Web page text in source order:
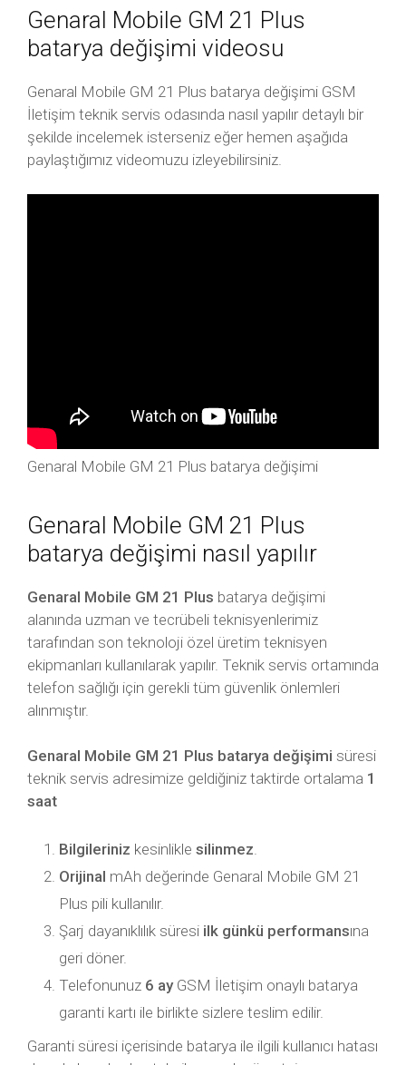
Genaral Mobile GM 21 Plus
batarya değişimi videosu
Genaral Mobile GM 21 Plus batarya değişimi GSM
İletişim teknik servis odasında nasıl yapılır detaylı bir
şekilde incelemek isterseniz eğer hemen aşağıda
paylaştığımız videomuzu izleyebilirsiniz.
Genaral Mobile GM 21 Plus batarya değişimi
Genaral Mobile GM 21 Plus
batarya değişimi nasıl yapılır
Genaral Mobile GM 21 Plus batarya değişimi
alanında uzman ve tecrübeli teknisyenlerimiz
tarafından son teknoloji özel üretim teknisyen
ekipmanları kullanılarak yapılır. Teknik servis ortamında
telefon sağlığı için gerekli tüm güvenlik önlemleri
alınmıştır.
Genaral Mobile GM 21 Plus batarya değişimi süresi
teknik servis adresimize geldiğiniz taktirde ortalama 1
saat
Bilgileriniz kesinlikle silinmez.
Orijinal mAh değerinde Genaral Mobile GM 21
Plus pili kullanılır.
Şarj dayanıklılık süresi ilk günkü performansına
geri döner.
Telefonunuz 6 ayGSM İletişim onaylı batarya
garanti kartı ile birlikte sizlere teslim edilir.
Garanti süresi içerisinde batarya ile ilgili kullanıcı hatası